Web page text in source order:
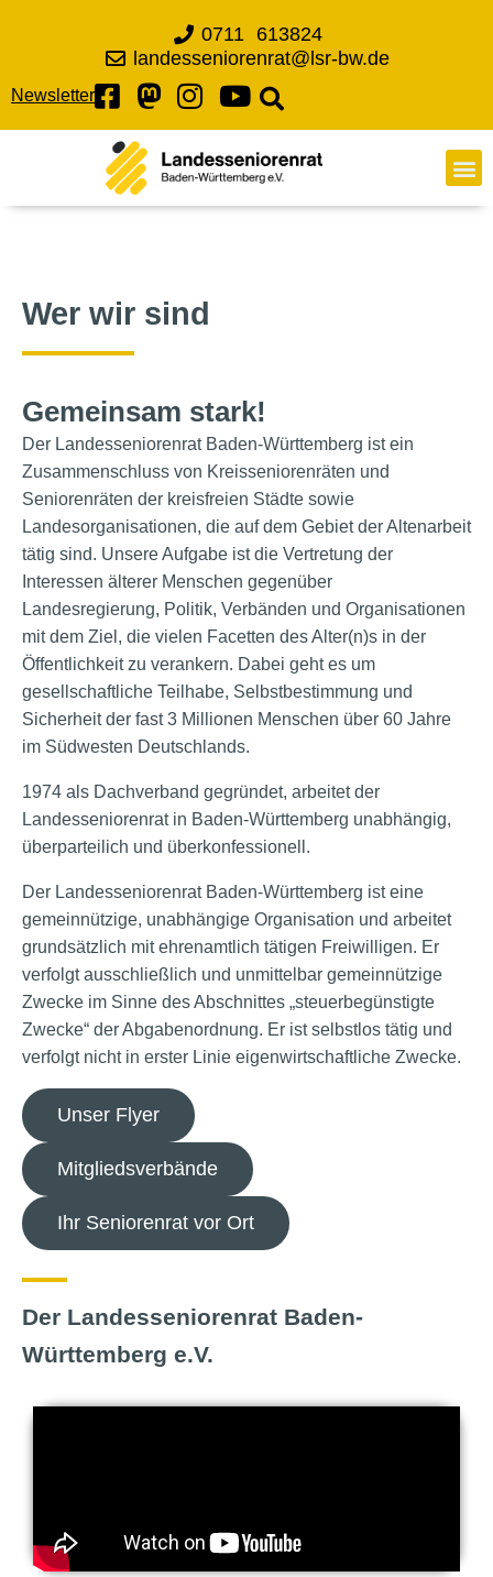
0711 613824
landesseniorenrat@lsr-bw.de
Newsletter
Wer wir sind
Gemeinsam stark!
Der Landesseniorenrat Baden-Württemberg ist ein
Zusammenschluss von Kreisseniorenräten und
Seniorenräten der kreisfreien Städte sowie
Landesorganisationen, die auf dem Gebiet der Altenarbeit
tätig sind. Unsere Aufgabe ist die Vertretung der
Interessen älterer Menschen gegenüber
Landesregierung, Politik, Verbänden und Organisationen
mit dem Ziel, die vielen Facetten des Alter(n)s in der
Öffentlichkeit zu verankern. Dabei geht es um
gesellschaftliche Teilhabe, Selbstbestimmung und
Sicherheit der fast 3 Millionen Menschen über 60 Jahre
im Südwesten Deutschlands.
1974 als Dachverband gegründet, arbeitet der
Landesseniorenrat in Baden-Württemberg unabhängig,
überparteilich und überkonfessionell.
Der Landesseniorenrat Baden-Württemberg ist eine
gemeinnützige, unabhängige Organisation und arbeitet
grundsätzlich mit ehrenamtlich tätigen Freiwilligen. Er
verfolgt ausschließlich und unmittelbar gemeinnützige
Zwecke im Sinne des Abschnittes „steuerbegünstigte
Zwecke“ der Abgabenordnung. Er ist selbstlos tätig und
verfolgt nicht in erster Linie eigenwirtschaftliche Zwecke.
Unser Flyer
Mitgliedsverbände
Ihr Seniorenrat vor Ort
Der Landesseniorenrat Baden-
Württemberg e.V.